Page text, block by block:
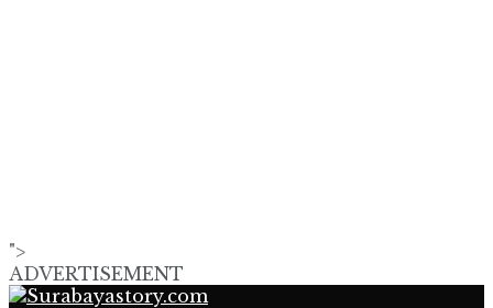
">
ADVERTISEMENT